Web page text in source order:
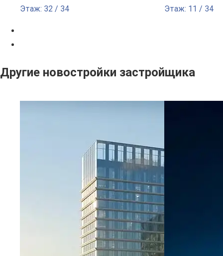
Этаж: 32 / 34
Этаж: 11 / 34
Другие новостройки застройщика